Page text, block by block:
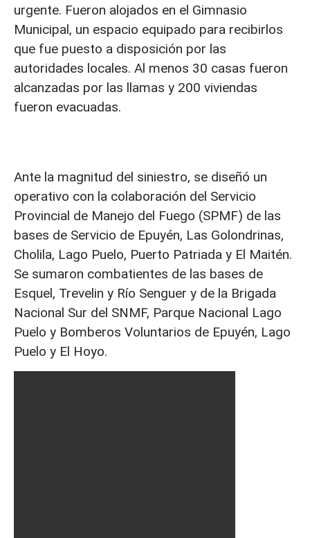
urgente. Fueron alojados en el Gimnasio
Municipal, un espacio equipado para recibirlos
que fue puesto a disposición por las
autoridades locales. Al menos 30 casas fueron
alcanzadas por las llamas y 200 viviendas
fueron evacuadas.
Ante la magnitud del siniestro, se diseñó un
operativo con la colaboración del Servicio
Provincial de Manejo del Fuego (SPMF) de las
bases de Servicio de Epuyén, Las Golondrinas,
Cholila, Lago Puelo, Puerto Patriada y El Maitén.
Se sumaron combatientes de las bases de
Esquel, Trevelin y Río Senguer y de la Brigada
Nacional Sur del SNMF, Parque Nacional Lago
Puelo y Bomberos Voluntarios de Epuyén, Lago
Puelo y El Hoyo.